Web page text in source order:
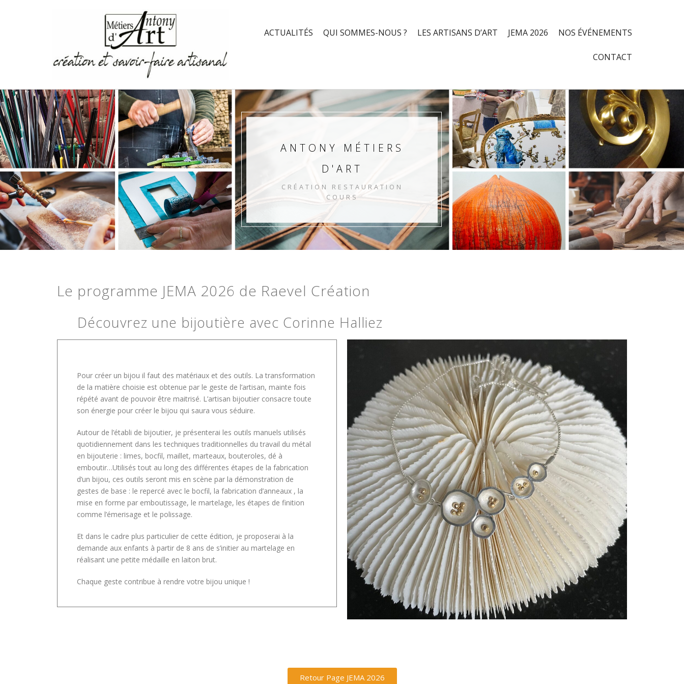
ACTUALITÉS QUI SOMMES-NOUS ? LES ARTISANS D’ART JEMA 2026 NOS ÉVÉNEMENTS
CONTACT
ANTONY MÉTIERS
D'ART
CRÉATION RESTAURATION
COURS
Le programme JEMA 2026 de Raevel Création
Découvrez une bijoutière avec Corinne Halliez
Pour créer un bijou il faut des matériaux et des outils. La transformation
de la matière choisie est obtenue par le geste de l’artisan, mainte fois
répété avant de pouvoir être maitrisé. L’artisan bijoutier consacre toute
son énergie pour créer le bijou qui saura vous séduire.
Autour de l’établi de bijoutier, je présenterai les outils manuels utilisés
quotidiennement dans les techniques traditionnelles du travail du métal
en bijouterie : limes, bocfil, maillet, marteaux, bouteroles, dé à
emboutir…Utilisés tout au long des différentes étapes de la fabrication
d’un bijou, ces outils seront mis en scène par la démonstration de
gestes de base : le repercé avec le bocfil, la fabrication d’anneaux , la
mise en forme par emboutissage, le martelage, les étapes de finition
comme l’émerisage et le polissage.
Et dans le cadre plus particulier de cette édition, je proposerai à la
demande aux enfants à partir de 8 ans de s’initier au martelage en
réalisant une petite médaille en laiton brut.
Chaque geste contribue à rendre votre bijou unique !
Retour Page JEMA 2026